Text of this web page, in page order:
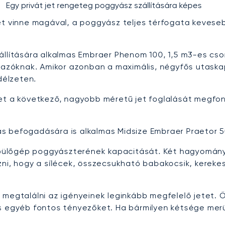
Egy privát jet rengeteg poggyász szállítására képes
magával, a poggyász teljes térfogata
alkalmas Embraer Phenom 100, 1,5 m3-es
Amikor azonban a maximális, négyfős
a következő, nagyobb méretű jet foglalását
is alkalmas Midsize Embraer Praetor
poggyászterének kapacitását. Két
hogy a sílécek, összecsukható babakocsik,
megtalálni az igényeinek leginkább megfelelő jetet.
fontos tényezőket. Ha bármilyen kétsége